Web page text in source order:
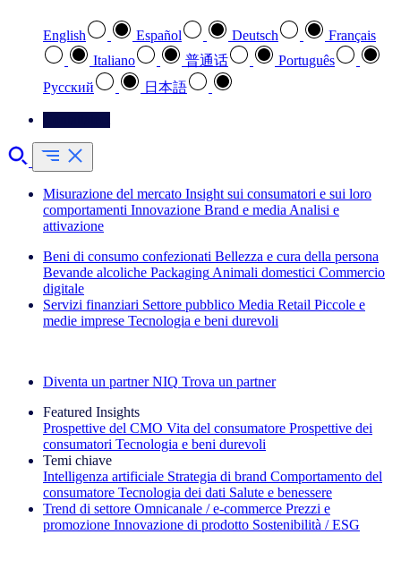
English Español Deutsch
Français
Italiano
普通话
Português
Pусский
日本語
Misurazione del mercato Insight sui consumatori e sui loro
comportamenti Innovazione Brand e media Analisi e
attivazione
Beni di consumo confezionati Bellezza e cura della persona
Bevande alcoliche Packaging Animali domestici Commercio
digitale
Servizi finanziari Settore pubblico Media Retail Piccole e
medie imprese Tecnologia e beni durevoli
Diventa un partner NIQ Trova un partner
Featured Insights
Prospettive del CMO Vita del consumatore Prospettive dei
consumatori Tecnologia e beni durevoli
Temi chiave
Intelligenza artificiale Strategia di brand Comportamento del
consumatore Tecnologia dei dati Salute e benessere
Trend di settore Omnicanale / e‑commerce Prezzi e
promozione Innovazione di prodotto Sostenibilità / ESG